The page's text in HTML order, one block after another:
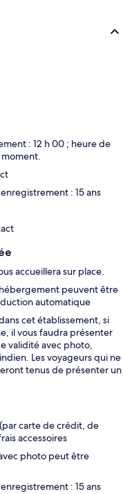
: 12 h 00 ; heure de
: 15 ans
accueillera sur place.
peuvent être
automatique
cet établissement, si
il vous faudra présenter
validité avec photo,
Les voyageurs qui ne
tenus de présenter un
carte de crédit, de
accessoires
photo peut être
: 15 ans